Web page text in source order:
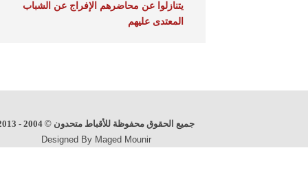
يتنازلوا عن محاضرهم الإفراج عن الشباب
المعتدى عليهم
جميع الحقوق محفوظة للأقباط متحدون©
2004 - 2013
Designed By Maged Mounir